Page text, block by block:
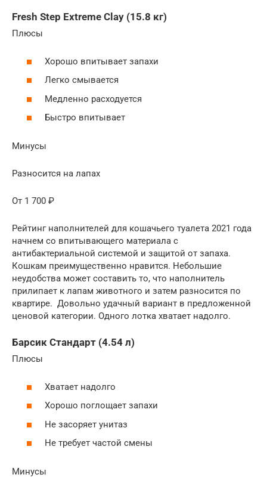
Fresh Step Extreme Clay (15.8 кг)
Плюсы
Хорошо впитывает запахи
Легко смывается
Медленно расходуется
Быстро впитывает
Минусы
Разносится на лапах
От 1 700 ₽
Рейтинг наполнителей для кошачьего туалета 2021 года
начнем со впитывающего материала с
антибактериальной системой и защитой от запаха.
Кошкам преимущественно нравится. Небольшие
неудобства может составить то, что наполнитель
прилипает к лапам животного и затем разносится по
квартире. Довольно удачный вариант в предложенной
ценовой категории. Одного лотка хватает надолго.
Барсик Стандарт (4.54 л)
Плюсы
Хватает надолго
Хорошо поглощает запахи
Не засоряет унитаз
Не требует частой смены
Минусы